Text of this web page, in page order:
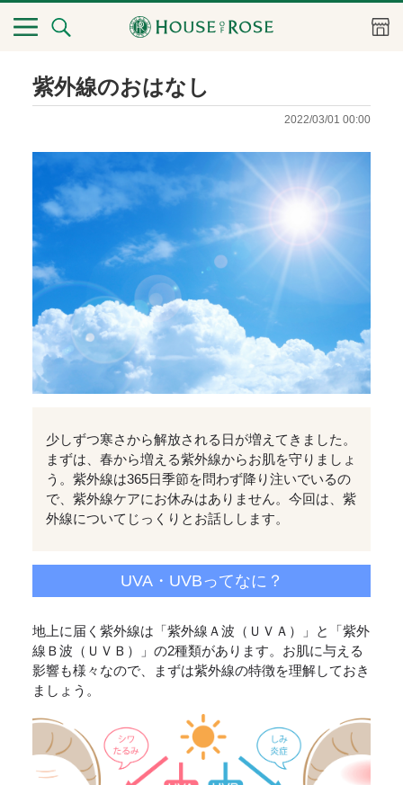
紫外線のおはなし
2022/03/01 00:00
少しずつ寒さから解放される日が増えてきました。
まずは、春から増える紫外線からお肌を守りましょ
う。紫外線は365日季節を問わず降り注いでいるの
で、紫外線ケアにお休みはありません。今回は、紫
外線についてじっくりとお話しします。
UVA・UVBってなに？
地上に届く紫外線は「紫外線Ａ波（ＵＶＡ）」と「紫外
線Ｂ波（ＵＶＢ）」の2種類があります。お肌に与える
影響も様々なので、まずは紫外線の特徴を理解しておき
ましょう。